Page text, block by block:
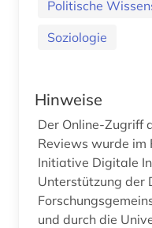
Politische
Soziologie
Hinweise
Der Online-Zugriff
Reviews wurde im
Initiative Digitale
Unterstützung der
und durch die